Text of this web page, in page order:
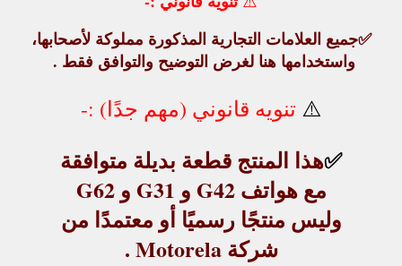
✅جميع العلامات التجارية المذكورة مملوكة لأصحابها،
واستخدامها هنا لغرض التوضيح والتوافق فقط .
⚠️ تنويه قانوني (مهم جدًا) :-
✅هذا المنتج قطعة بديلة متوافقة
مع هواتف G42 و G31 و G62
وليس منتجًا رسميًا أو معتمدًا من
شركة Motorela .